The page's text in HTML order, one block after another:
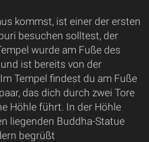
kommst, ist einer der ersten
besuchen solltest, der
wurde am Fuße des
ist bereits von der
Tempel findest du am Fuße
das dich durch zwei Tore
Höhle führt. In der Höhle
liegenden Buddha-Statue
begrüßt